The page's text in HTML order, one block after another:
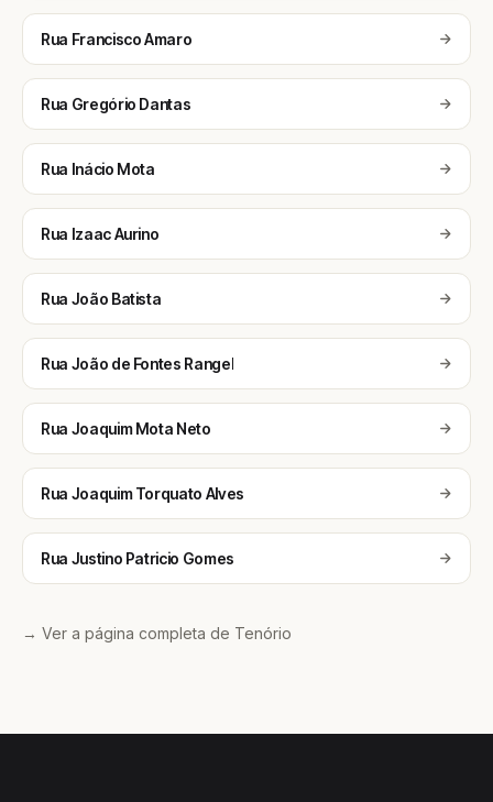
Rua Francisco Amaro
Rua Gregório Dantas
Rua Inácio Mota
Rua Izaac Aurino
Rua João Batista
Rua João de Fontes Rangel
Rua Joaquim Mota Neto
Rua Joaquim Torquato Alves
Rua Justino Patricio Gomes
→ Ver a página completa de Tenório